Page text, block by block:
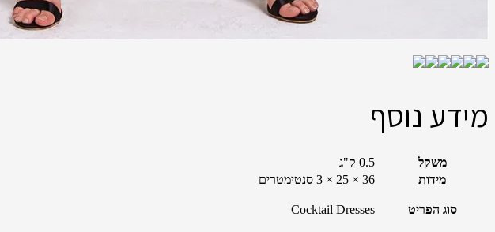
מידע נוסף
משקל
0.5 ק"ג
מידות
36 × 25 × 3 סנטימטרים
סוג הפריט Cocktail Dresses